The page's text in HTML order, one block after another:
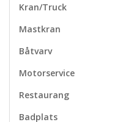
Kran/Truck
Mastkran
Båtvarv
Motorservice
Restaurang
Badplats